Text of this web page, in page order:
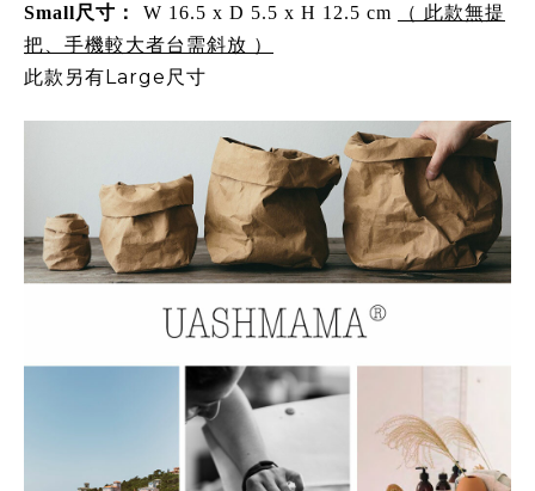
Small尺寸 ： W 16.5 x D 5.5 x H 12.5 cm
（ 此款無提
把、手機較大者台需斜放 ）
此款另有Large尺寸